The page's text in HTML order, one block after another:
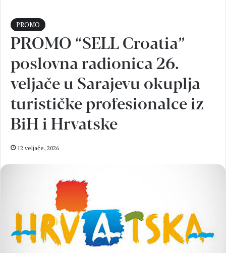
PROMO
PROMO “SELL Croatia”
poslovna radionica 26.
veljače u Sarajevu okuplja
turističke profesionalce iz
BiH i Hrvatske
12 veljače, 2026